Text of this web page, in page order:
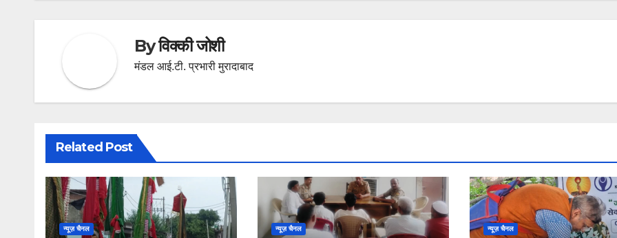
Byविक्की जोशी
मंडल आई.टी. प्रभारी मुरादाबाद
Related Post
न्यूज़ चैनल न्यूज़ चैनल न्यूज़ चैनल